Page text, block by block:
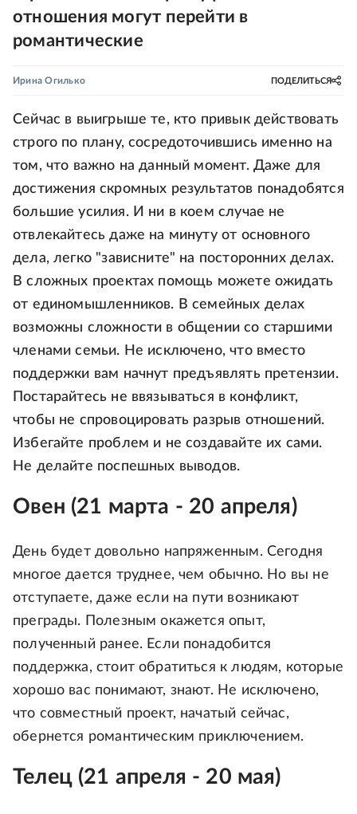
отношения могут перейти в
романтические
Ирина Огилько ПОДЕЛИТЬСЯ
Сейчас в выигрыше те, кто привык действовать
строго по плану, сосредоточившись именно на
том, что важно на данный момент. Даже для
достижения скромных результатов понадобятся
большие усилия. И ни в коем случае не
отвлекайтесь даже на минуту от основного
дела, легко "зависните" на посторонних делах.
В сложных проектах помощь можете ожидать
от единомышленников. В семейных делах
возможны сложности в общении со старшими
членами семьи. Не исключено, что вместо
поддержки вам начнут предъявлять претензии.
Постарайтесь не ввязываться в конфликт,
чтобы не спровоцировать разрыв отношений.
Избегайте проблем и не создавайте их сами.
Не делайте поспешных выводов.
Овен (21 марта - 20 апреля)
День будет довольно напряженным. Сегодня
многое дается труднее, чем обычно. Но вы не
отступаете, даже если на пути возникают
преграды. Полезным окажется опыт,
полученный ранее. Если понадобится
поддержка, стоит обратиться к людям, которые
хорошо вас понимают, знают. Не исключено,
что совместный проект, начатый сейчас,
обернется романтическим приключением.
Телец (21 апреля - 20 мая)